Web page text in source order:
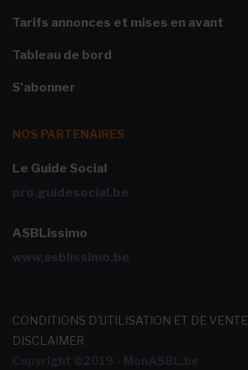
Tarifs annonces et mises en avant
Tableau de bord
S'abonner
NOS PARTENAIRES
Le Guide Social
pro.guidesocial.be
ASBLissimo
www.asblissimo.be
CONDITIONS D'UTILISATION ET DE VENTE
DISCLAIMER